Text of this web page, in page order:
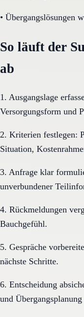
• Übergangslösungen
So läuft der
ab
1. Ausgangslage
Versorgungsform und
2. Kriterien festlegen:
Situation,
3. Anfrage klar
unverbundener
4. Rückmeldungen
Bauchgefühl.
5. Gespräche
nächste Schritte.
6. Entscheidung
und